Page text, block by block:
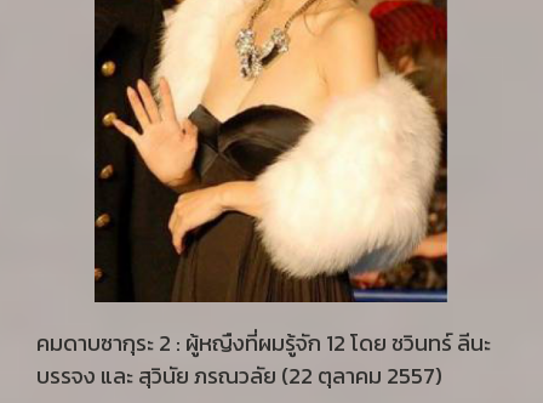
คุกเนื่องจากต้องคดีฉ้อโกงแต่กลับถูกเสนองานในขณะ
ได้ทัณฑ์บนให้มาเป็นหนึ่งในทีมตรวจสอบในสำนักงาน
ตรวจสอบบัญชีที่คล้ายคลึง กับงานของสำนักงานตรวจ
เงินแผ่นดิน (สตง.)+ป.ป.ช.ของไทย
คมดาบซากุระ 2 : ผู้หญืงที่ผมรู้จัก 12 โดย ชวินทร์ ลีนะ
บรรจง และ สุวินัย ภรณวลัย (22 ตุลาคม 2557)